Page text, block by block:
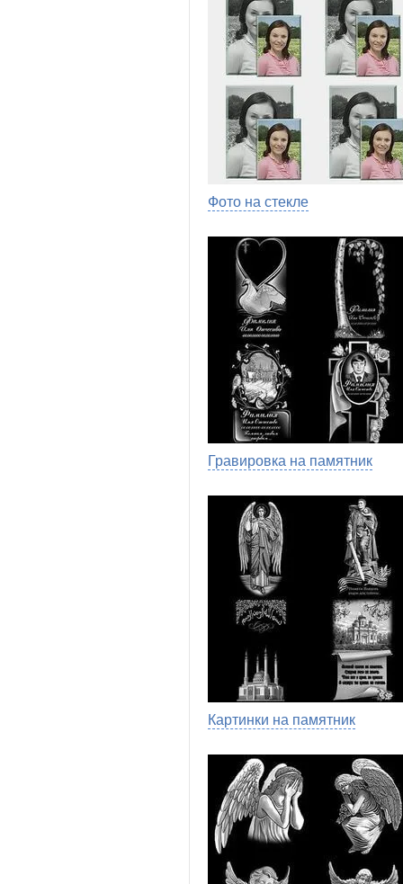
Фото на стекле
Гравировка на памятник
Картинки на памятник